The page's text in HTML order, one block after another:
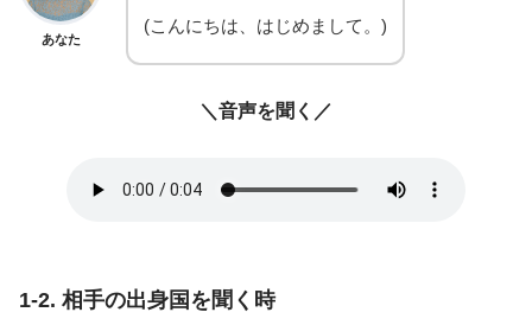
あなた
(こんにちは、はじめまして。)
＼音声を聞く／
1-2. 相手の出身国を聞く時